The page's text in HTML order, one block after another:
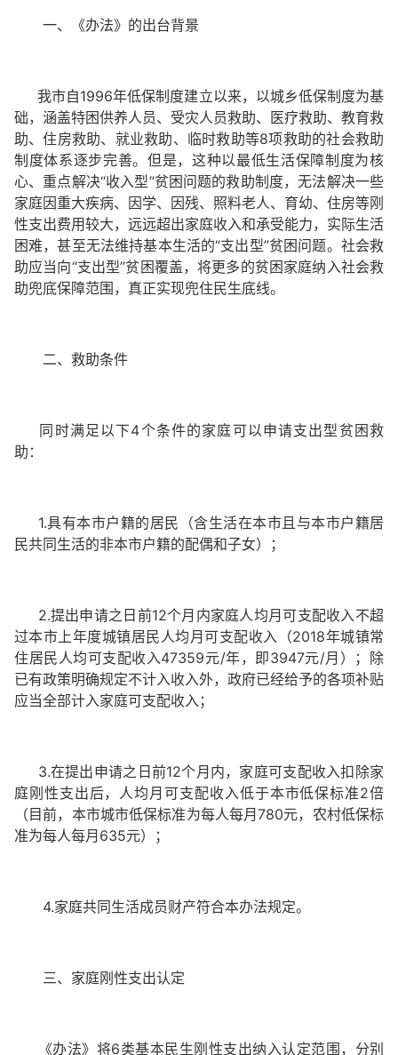
一、《办法》的出台背景
我市自1996年低保制度建立以来，以城乡低保制度为基
础，涵盖特困供养人员、受灾人员救助、医疗救助、教育救
助、住房救助、就业救助、临时救助等8项救助的社会救助
制度体系逐步完善。但是，这种以最低生活保障制度为核
心、重点解决“收入型”贫困问题的救助制度，无法解决一些
家庭因重大疾病、因学、因残、照料老人、育幼、住房等刚
性支出费用较大，远远超出家庭收入和承受能力，实际生活
困难，甚至无法维持基本生活的“支出型”贫困问题。社会救
助应当向“支出型”贫困覆盖，将更多的贫困家庭纳入社会救
助兜底保障范围，真正实现兜住民生底线。
二、救助条件
同时满足以下4个条件的家庭可以申请支出型贫困救
助：
1.具有本市户籍的居民（含生活在本市且与本市户籍居
民共同生活的非本市户籍的配偶和子女）；
2.提出申请之日前12个月内家庭人均月可支配收入不超
过本市上年度城镇居民人均月可支配收入（2018年城镇常
住居民人均可支配收入47359元/年，即3947元/月）；除
已有政策明确规定不计入收入外，政府已经给予的各项补贴
应当全部计入家庭可支配收入；
3.在提出申请之日前12个月内，家庭可支配收入扣除家
庭刚性支出后，人均月可支配收入低于本市低保标准2倍
（目前，本市城市低保标准为每人每月780元，农村低保标
准为每人每月635元）；
4.家庭共同生活成员财产符合本办法规定。
三、家庭刚性支出认定
《办法》将6类基本民生刚性支出纳入认定范围，分别